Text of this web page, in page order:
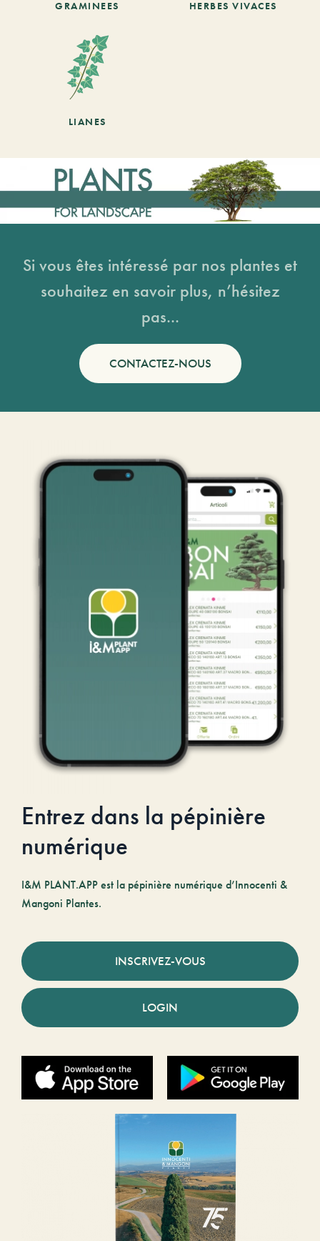
GRAMINEES HERBES VIVACES
LIANES
Si vous êtes intéressé par nos plantes et
souhaitez en savoir plus, n’hésitez
pas...
CONTACTEZ-NOUS
Entrez dans la pépinière
numérique
I&M PLANT.APP est la pépinière numérique d’Innocenti &
Mangoni Plantes.
INSCRIVEZ-VOUS
LOGIN